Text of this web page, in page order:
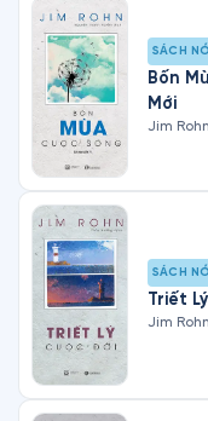
SÁCH NÓI
Bốn
Mới
Jim Rohn
SÁCH NÓI
Triết
Jim Rohn